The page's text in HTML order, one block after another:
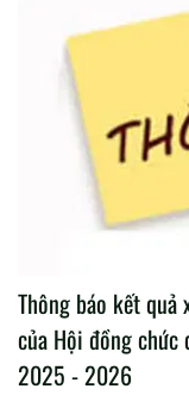
Thông báo kết quả
của Hội đồng chức
2025 - 2026